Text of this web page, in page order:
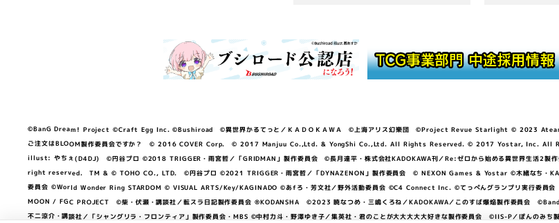
©BanG Dream! Project ©Craft Egg Inc. ©Bushiroad ©異世界かるてっと／ＫＡＤＯＫＡＷＡ ©上海アリス幻樂団 ©Project Revue Starlight © 2023
ご注文はBLOOM製作委員会ですか？ © 2016 COVER Corp. © 2017 Manjuu Co.,Ltd. & YongShi Co.,Ltd. All Rights Reserved. © 2017 Yostar,
illust: やちぇ(D4DJ) ©円谷プロ ©2018 TRIGGER・雨宮哲／「GRIDMAN」製作委員会 ©長月達平・株式会社KADOKAWA刊／Re:ゼロから始める異世界生活2製
right reserved. TM & © TOHO CO., LTD. ©円谷プロ ©2021 TRIGGER・雨宮哲／「DYNAZENON」製作委員会 © NEXON Games & Yostar ©木緒なち・
委員会 ©World Wonder Ring STARDOM © VISUAL ARTS/Key/KAGINADO ©あfろ・芳文社／野外活動委員会 ©C4 Connect Inc. ©てっぺんグランプリ実行委
MOON / FGC PROJECT ©柴・伏瀬・講談社／転スラ日記製作委員会 ®KODANSHA ©2023 暁なつめ・三嶋くろね／KADOKAWA／このすば爆焔製作委員
不二涼介・講談社／「シャングリラ・フロンティア」製作委員会・MBS ©中村力斗・野澤ゆき子／集英社・君のことが大大大大大好きな製作委員会 ©IIS-P／ぽんの